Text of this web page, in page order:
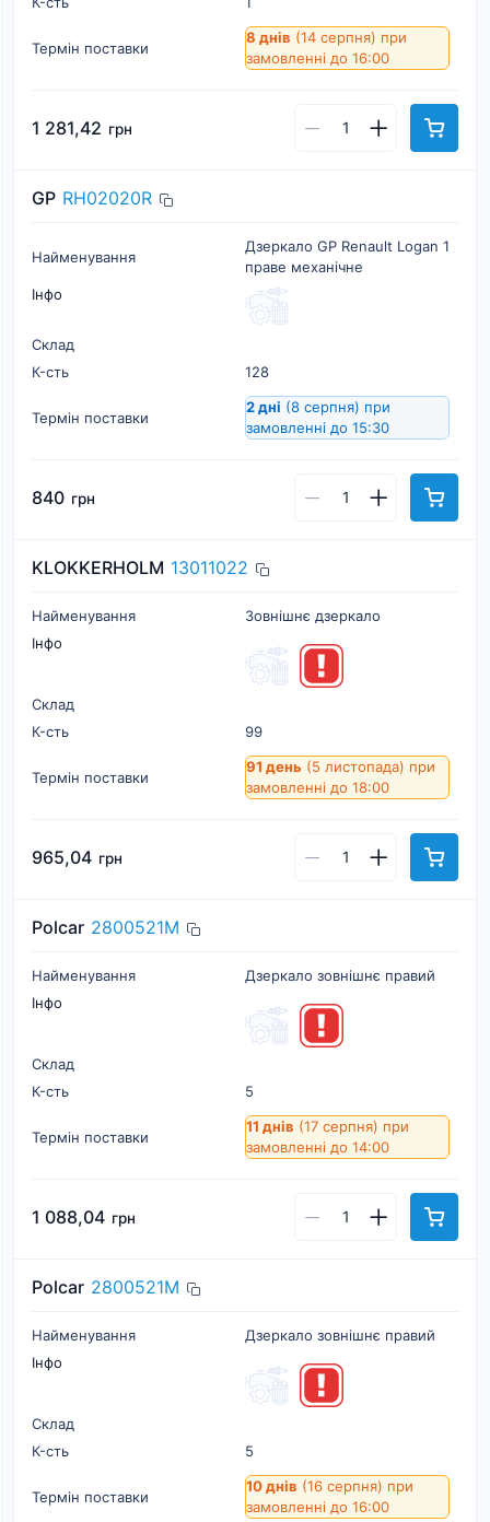
Термін поставки
8 днів (14 серпня) при
замовленні до 16:00
1 281,42 грн
GP RH02020R
Найменування
Дзеркало GP Renault Logan 1
праве механічне
Інфо
Склад
К-cть
128
Термін поставки
2 дні (8 серпня) при
замовленні до 15:30
840 грн
KLOKKERHOLM 13011022
Найменування
Зовнішнє дзеркало
Інфо
Склад
К-cть
99
Термін поставки
91 день (5 листопада) при
замовленні до 18:00
965,04 грн
Polcar 2800521M
Найменування
Дзеркало зовнішнє правий
Інфо
Склад
К-cть
5
Термін поставки
11 днів (17 серпня) при
замовленні до 14:00
1 088,04 грн
Polcar 2800521M
Найменування
Дзеркало зовнішнє правий
Інфо
Склад
К-cть
5
Термін поставки
10 днів (16 серпня) при
замовленні до 16:00